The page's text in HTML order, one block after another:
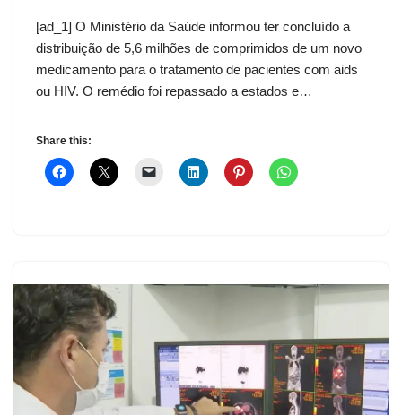
[ad_1] O Ministério da Saúde informou ter concluído a
distribuição de 5,6 milhões de comprimidos de um novo
medicamento para o tratamento de pacientes com aids
ou HIV. O remédio foi repassado a estados e…
Share this: